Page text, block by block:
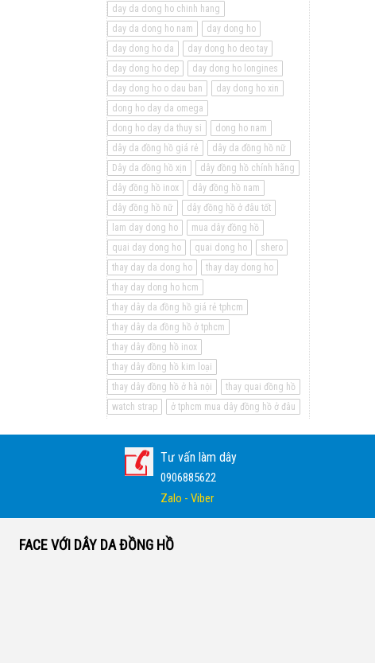
day da dong ho chinh hang
day da dong ho nam
day dong ho
day dong ho da
day dong ho deo tay
day dong ho dep
day dong ho longines
day dong ho o dau ban
day dong ho xin
dong ho day da omega
dong ho day da thuy si
dong ho nam
dây da đồng hồ giá rẻ
dây da đồng hồ nữ
Dây da đồng hồ xịn
dây đồng hồ chính hãng
dây đồng hồ inox
dây đồng hồ nam
dây đồng hồ nữ
dây đồng hồ ở đâu tốt
lam day dong ho
mua dây đồng hồ
quai day dong ho
quai dong ho
shero
thay day da dong ho
thay day dong ho
thay day dong ho hcm
thay dây da đồng hồ giá rẻ tphcm
thay dây da đồng hồ ở tphcm
thay dây đồng hồ inox
thay dây đồng hồ kim loại
thay dây đồng hồ ở hà nội
thay quai đồng hồ
watch strap
ở tphcm mua dây đồng hồ ở đâu
Tư vấn làm dây
0906885622
Zalo - Viber
FACE VỚI DÂY DA ĐỒNG HỒ